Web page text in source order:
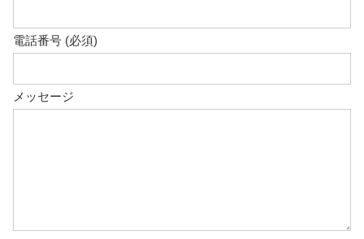
電話番号 (必須)
メッセージ